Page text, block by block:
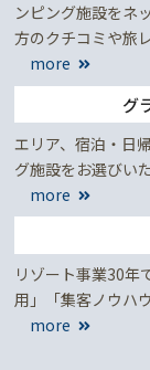
ンピング施設をネ
方のクチコミや旅
more
グ
エリア、宿泊・日
グ施設をお選びい
more
リゾート事業30年
用」「集客ノウハ
more